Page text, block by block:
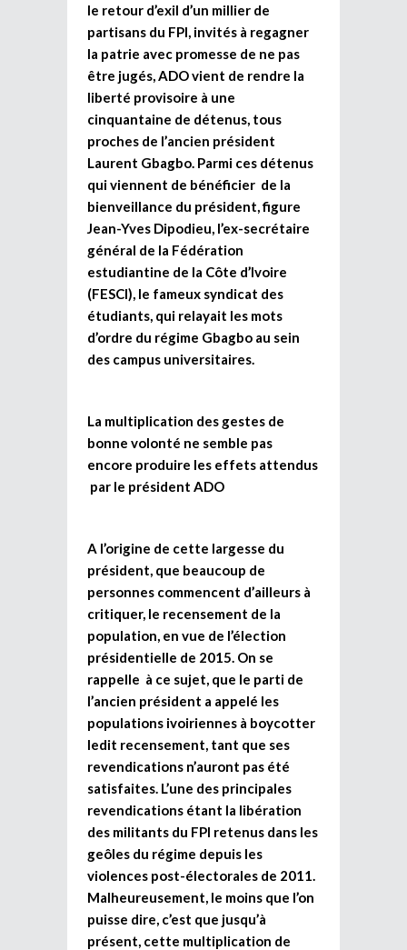
le retour d’exil d’un millier de
partisans du FPI, invités à regagner
la patrie avec promesse de ne pas
être jugés, ADO vient de rendre la
liberté provisoire à une
cinquantaine de détenus, tous
proches de l’ancien président
Laurent Gbagbo. Parmi ces détenus
qui viennent de bénéficier de la
bienveillance du président, figure
Jean-Yves Dipodieu, l’ex-secrétaire
général de la Fédération
estudiantine de la Côte d’Ivoire
(FESCI), le fameux syndicat des
étudiants, qui relayait les mots
d’ordre du régime Gbagbo au sein
des campus universitaires.
La multiplication des gestes de
bonne volonté ne semble pas
encore produire les effets attendus
par le président ADO
A l’origine de cette largesse du
président, que beaucoup de
personnes commencent d’ailleurs à
critiquer, le recensement de la
population, en vue de l’élection
présidentielle de 2015. On se
rappelle à ce sujet, que le parti de
l’ancien président a appelé les
populations ivoiriennes à boycotter
ledit recensement, tant que ses
revendications n’auront pas été
satisfaites. L’une des principales
revendications étant la libération
des militants du FPI retenus dans les
geôles du régime depuis les
violences post-électorales de 2011.
Malheureusement, le moins que l’on
puisse dire, c’est que jusqu’à
présent, cette multiplication de